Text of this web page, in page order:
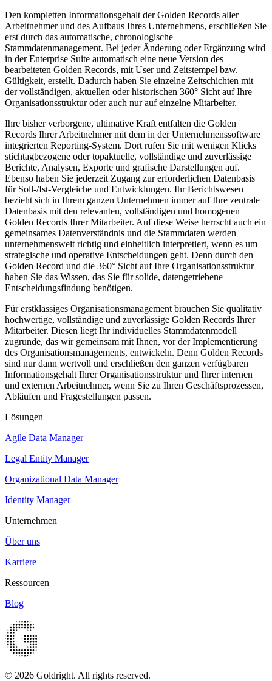
Den kompletten Informationsgehalt der Golden Records aller
Arbeitnehmer und des Aufbaus Ihres Unternehmens, erschließen Sie
erst durch das automatische, chronologische
Stammdatenmanagement. Bei jeder Änderung oder Ergänzung wird
in der Enterprise Suite automatisch eine neue Version des
bearbeiteten Golden Records, mit User und Zeitstempel bzw.
Gültigkeit, erstellt. Dadurch haben Sie einzelne Zeitschichten mit
der vollständigen, aktuellen oder historischen 360° Sicht auf Ihre
Organisationsstruktur oder auch nur auf einzelne Mitarbeiter.
Ihre bisher verborgene, ultimative Kraft entfalten die Golden
Records Ihrer Arbeitnehmer mit dem in der Unternehmenssoftware
integrierten Reporting-System. Dort rufen Sie mit wenigen Klicks
stichtagbezogene oder topaktuelle, vollständige und zuverlässige
Berichte, Analysen, Exporte und grafische Darstellungen auf.
Ebenso haben Sie jederzeit Zugang zur erforderlichen Datenbasis
für Soll-/Ist-Vergleiche und Entwicklungen. Ihr Berichtswesen
bezieht sich in Ihrem ganzen Unternehmen immer auf Ihre zentrale
Datenbasis mit den relevanten, vollständigen und homogenen
Golden Records Ihrer Mitarbeiter. Auf diese Weise herrscht auch ein
gemeinsames Datenverständnis und die Stammdaten werden
unternehmensweit richtig und einheitlich interpretiert, wenn es um
strategische und operative Entscheidungen geht. Denn durch den
Golden Record und die 360° Sicht auf Ihre Organisationsstruktur
haben Sie das Wissen, das Sie für solide, datengetriebene
Entscheidungsfindung benötigen.
Für erstklassiges Organisationsmanagement brauchen Sie qualitativ
hochwertige, vollständige und zuverlässige Golden Records Ihrer
Mitarbeiter. Diesen liegt Ihr individuelles Stammdatenmodell
zugrunde, das wir gemeinsam mit Ihnen, vor der Implementierung
des Organisationsmanagements, entwickeln. Denn Golden Records
sind nur dann wertvoll und erschließen den ganzen verfügbaren
Informationsgehalt Ihrer Organisationsstruktur und Ihrer internen
und externen Arbeitnehmer, wenn Sie zu Ihren Geschäftsprozessen,
Abläufen und Fragestellungen passen.
Lösungen
Agile Data Manager
Legal Entity Manager
Organizational Data Manager
Identity Manager
Unternehmen
Über uns
Karriere
Ressourcen
Blog
© 2026 Goldright. All rights reserved.